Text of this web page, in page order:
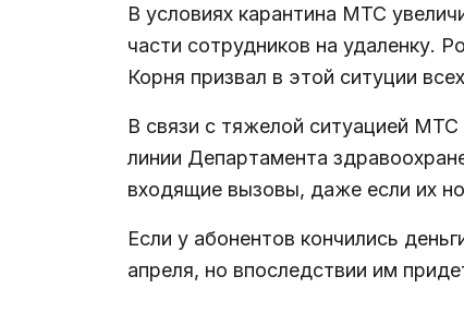
В условиях карантина МТС
части сотрудников на удаленку.
Корня призвал в этой ситуции
В связи с тяжелой ситуацией
линии Департамента
входящие вызовы, даже если их
Если у абонентов кончились
апреля, но впоследствии им